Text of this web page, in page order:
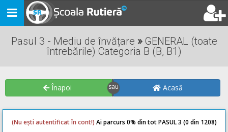
Toggle
navigation
Pasul 3 - Mediu de învățare »GENERAL (toate
întrebările) Categoria B (B, B1)
Înapoi Acasă
(Nu ești autentificat în cont!) Ai parcurs 0% din tot PASUL 3 (0 din 1208)